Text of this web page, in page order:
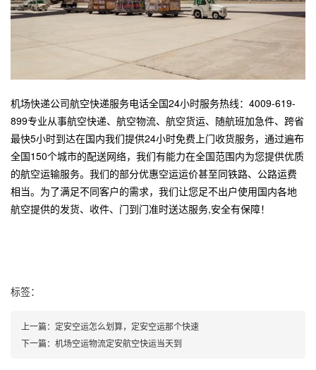
机场快递公司航空快递服务电话全国24小时服务热线：4009-619-
899专业从事航空快递、航空物流、航空货运、随航班加急件、跨省
最快5小时到达在国内我们提供24小时免费上门收货服务，通过遍布
全国150个城市的配送网络，我们有能力在全国范围内为您提供优质
的航空运输服务。我们的部分优惠空运运价甚至同铁路、公路运费
相当。为了满足不同客户的需求，我们让您足不出户使用国内各地
航空提供的发货、收件、门到门准时送达服务,安全有保障！
标签：
上一篇： 定安空运怎么划算，定安空运那个快速
下一篇： 机场空运物流定安航空快运当天到